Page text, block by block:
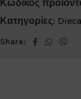
Κωδικός
Κατηγορίες:
Share: